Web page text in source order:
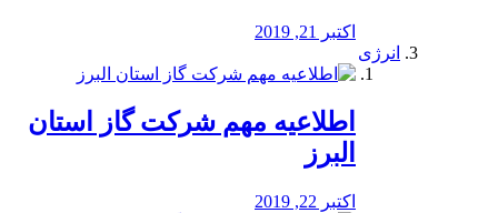
اکتبر 21, 2019
انرژی
️اطلاعیه مهم شرکت گاز استان
البرز
اکتبر 22, 2019